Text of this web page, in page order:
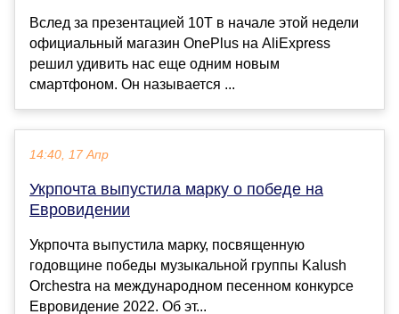
Вслед за презентацией 10T в начале этой недели
официальный магазин OnePlus на AliExpress
решил удивить нас еще одним новым
смартфоном. Он называется ...
14:40, 17 Апр
Укрпочта выпустила марку о победе на
Евровидении
Укрпочта выпустила марку, посвященную
годовщине победы музыкальной группы Kalush
Orchestra на международном песенном конкурсе
Евровидение 2022. Об эт...